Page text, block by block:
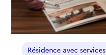
Résidence avec services